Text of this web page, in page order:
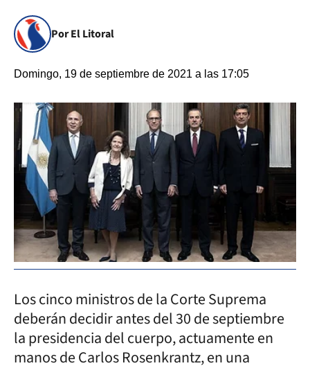
Por El Litoral
Domingo, 19 de septiembre de 2021 a las 17:05
Los cinco ministros de la Corte Suprema
deberán decidir antes del 30 de septiembre
la presidencia del cuerpo, actuamente en
manos de Carlos Rosenkrantz, en una